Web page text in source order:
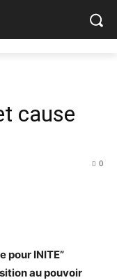
cause
0
pour INITE”
au pouvoir